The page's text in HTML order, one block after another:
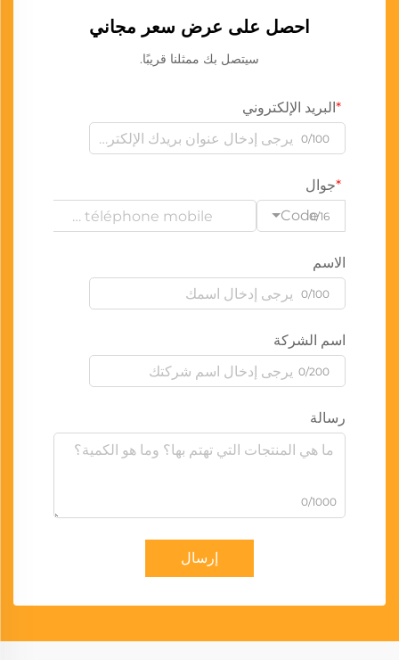
احصل على عرض سعر مجاني
سيتصل بك ممثلنا قريبًا.
البريد الإلكتروني
0/100
جوال
Code0/16
الاسم
0/100
اسم الشركة
0/200
رسالة
0/1000
إرسال